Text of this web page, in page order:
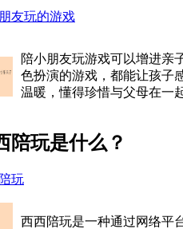
友玩的游戏
陪小朋友玩游戏可以增进亲
色扮演的游戏，都能让孩子
温暖，懂得珍惜与父母在一
陪玩是什么？
玩
西西陪玩是一种通过网络平